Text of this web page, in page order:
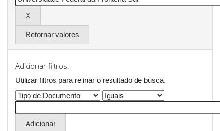
Retornar valores
Adicionar filtros:
Utilizar filtros para refinar o resultado de busca.